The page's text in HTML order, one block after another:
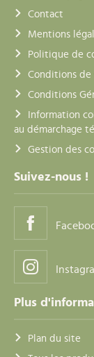
Contact
Mentions
Politique de
Conditions de
Conditions
Information
au démarchage
Gestion des
Suivez-nous !
Plus
Plan du site